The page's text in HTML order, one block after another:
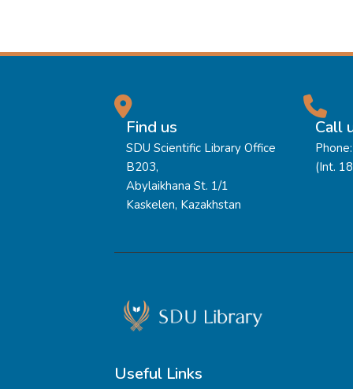
Find us
SDU Scientific Library Office
B203,
Abylaikhana St. 1/1
Kaskelen, Kazakhstan
Call
(Int.
Useful Links